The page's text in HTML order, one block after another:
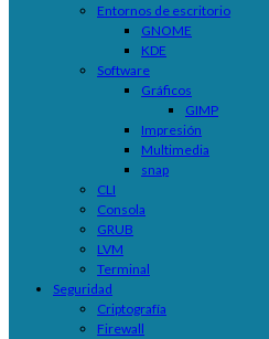
Entornos de escritorio
GNOME
KDE
Software
Gráficos
GIMP
Impresión
Multimedia
snap
CLI
Consola
GRUB
LVM
Terminal
Seguridad
Criptografía
Firewall